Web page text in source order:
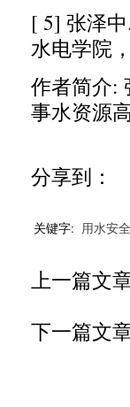
[ 5] 张泽中
水电学院
作者简介:
事水资源
分享到：
关键字: 用水安全
上一篇文
下一篇文